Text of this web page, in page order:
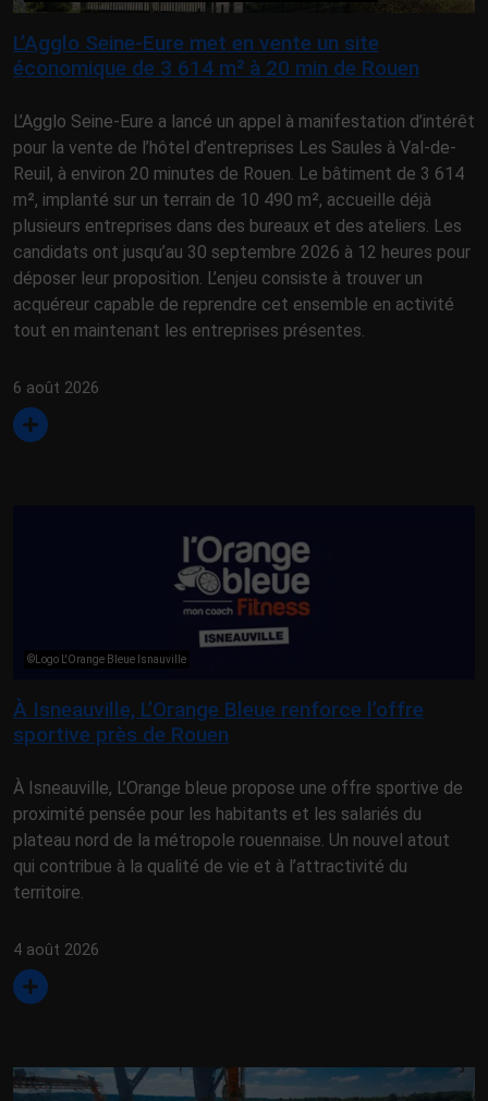
L’Agglo Seine-Eure met en vente un site
économique de 3 614 m² à 20 min de Rouen
L’Agglo Seine-Eure a lancé un appel à manifestation d’intérêt
pour la vente de l’hôtel d’entreprises Les Saules à Val-de-
Reuil, à environ 20 minutes de Rouen. Le bâtiment de 3 614
m², implanté sur un terrain de 10 490 m², accueille déjà
plusieurs entreprises dans des bureaux et des ateliers. Les
candidats ont jusqu’au 30 septembre 2026 à 12 heures pour
déposer leur proposition. L’enjeu consiste à trouver un
acquéreur capable de reprendre cet ensemble en activité
tout en maintenant les entreprises présentes.
6 août 2026
©Logo L'Orange Bleue Isnauville
À Isneauville, L’Orange Bleue renforce l’offre
sportive près de Rouen
À Isneauville, L’Orange bleue propose une offre sportive de
proximité pensée pour les habitants et les salariés du
plateau nord de la métropole rouennaise. Un nouvel atout
qui contribue à la qualité de vie et à l’attractivité du
territoire.
4 août 2026